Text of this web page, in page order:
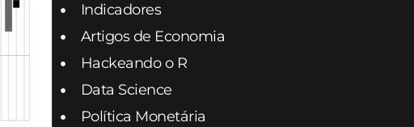
Indicadores
Artigos de Economia
Hackeando o R
Data Science
Política Monetária